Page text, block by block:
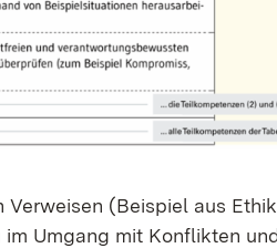
Ver­wei­sen (Bei­spiel aus Ethik
im Um­gang mit Kon­flik­ten